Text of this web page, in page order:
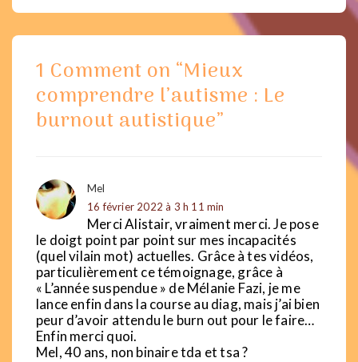
1 Comment on “Mieux
comprendre l’autisme : Le
burnout autistique”
Mel
16 février 2022 à 3 h 11 min
Merci Alistair, vraiment merci. Je pose
le doigt point par point sur mes incapacités
(quel vilain mot) actuelles. Grâce à tes vidéos,
particulièrement ce témoignage, grâce à
« L’année suspendue » de Mélanie Fazi, je me
lance enfin dans la course au diag, mais j’ai bien
peur d’avoir attendu le burn out pour le faire…
Enfin merci quoi.
Mel, 40 ans, non binaire tda et tsa ?